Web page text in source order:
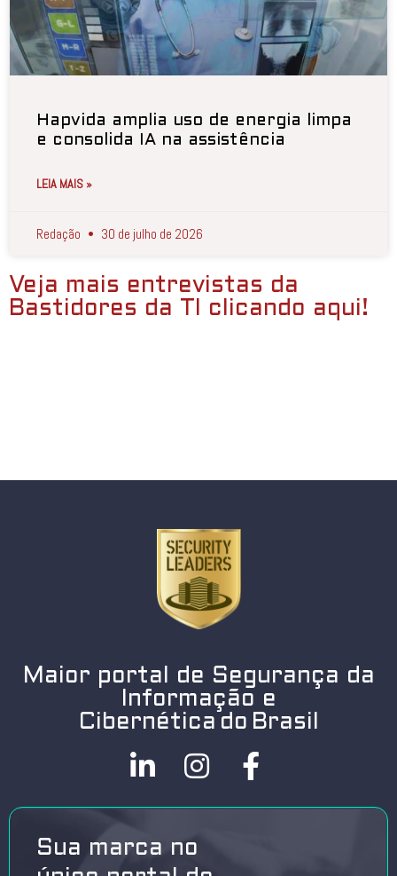
Hapvida amplia uso de energia limpa
e consolida IA na assistência
LEIA MAIS »
Redação 30 de julho de 2026
Veja mais entrevistas da
Bastidores da TI clicando aqui!
Maior portal de Segurança da
Informação e
Cibernética do Brasil
Sua marca no